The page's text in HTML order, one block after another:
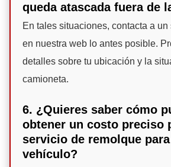
queda atascada fuera de
En tales situaciones, contacta a
en nuestra web lo antes posible.
detalles sobre tu ubicación y la
camioneta.
6. ¿Quieres saber cómo
obtener un costo preciso
servicio de remolque
vehículo?